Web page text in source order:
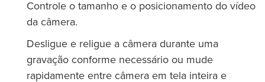
Controle o tamanho e o posicionamento do vídeo
da câmera.
Desligue e religue a câmera durante uma
gravação conforme necessário ou mude
rapidamente entre câmera em tela inteira e